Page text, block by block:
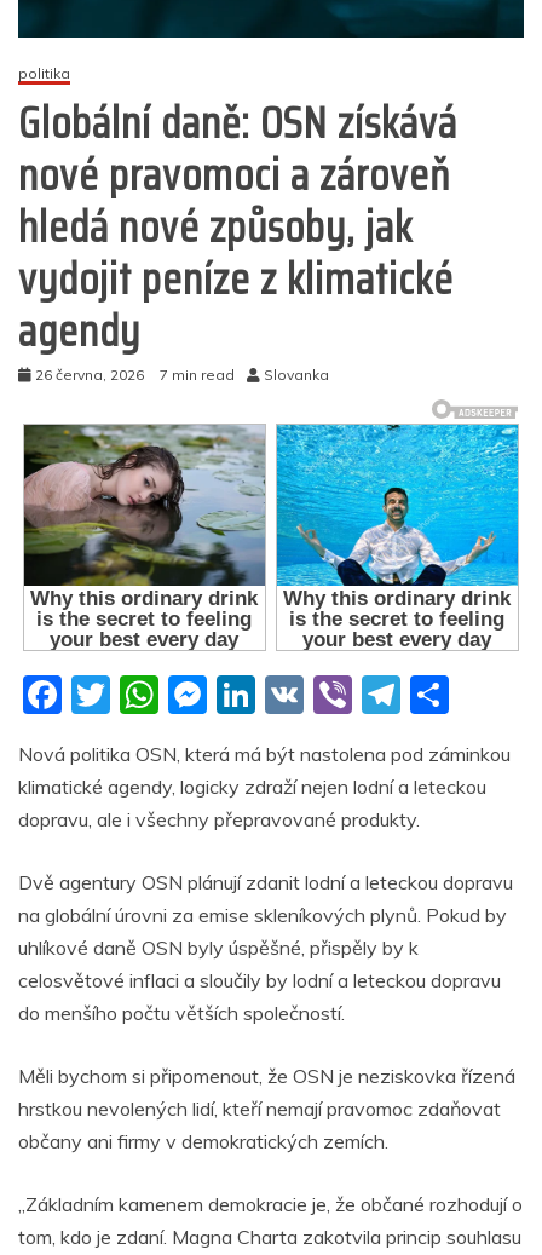
politika
Globální daně: OSN získává
nové pravomoci a zároveň
hledá nové způsoby, jak
vydojit peníze z klimatické
agendy
26 června, 2026 7 min read Slovanka
F
c
e
o
o
k
T
itt
er
W
at
s
p
p
M
ss
e
g
er
Li
k
e
n
V
Vi
er
T
e
gr
m
ar
e
Nová politika OSN, která má být nastolena pod záminkou
klimatické agendy, logicky zdraží nejen lodní a leteckou
dopravu, ale i všechny přepravované produkty.
Dvě agentury OSN plánují zdanit lodní a leteckou dopravu
na globální úrovni za emise skleníkových plynů. Pokud by
uhlíkové daně OSN byly úspěšné, přispěly by k
celosvětové inflaci a sloučily by lodní a leteckou dopravu
do menšího počtu větších společností.
Měli bychom si připomenout, že OSN je neziskovka řízená
hrstkou nevolených lidí, kteří nemají pravomoc zdaňovat
občany ani firmy v demokratických zemích.
„Základním kamenem demokracie je, že občané rozhodují o
tom, kdo je zdaní. Magna Charta zakotvila princip souhlasu